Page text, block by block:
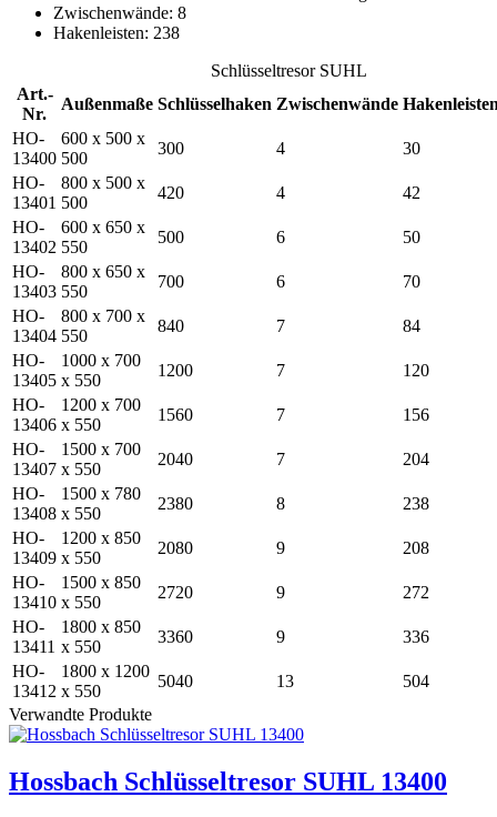
Zwischenwände: 8
Hakenleisten: 238
Schlüsseltresor SUHL
Art.-
Nr.
Außenmaße Schlüsselhaken Zwischenwände
HO-
13400
600 x 500 x
500
300 4
30
HO-
13401
800 x 500 x
500
420 4
42
HO-
13402
600 x 650 x
550
500 6
50
HO-
13403
800 x 650 x
550
700 6
70
HO-
13404
800 x 700 x
550
840 7
84
HO-
13405
1000 x 700
x 550
1200 7
120
HO-
13406
1200 x 700
x 550
1560 7
156
HO-
13407
1500 x 700
x 550
2040 7
204
HO-
13408
1500 x 780
x 550
2380 8
238
HO-
13409
1200 x 850
x 550
2080 9
208
HO-
13410
1500 x 850
x 550
2720 9
272
HO-
13411
1800 x 850
x 550
3360 9
336
HO-
13412
1800 x 1200
x 550
5040 13
504
Verwandte Produkte
Hossbach Schlüsseltresor SUHL 13400